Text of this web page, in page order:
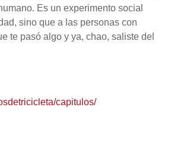
Es un experimento social
sino que a las personas con
te pasó algo y ya, chao, saliste del
capitulos/